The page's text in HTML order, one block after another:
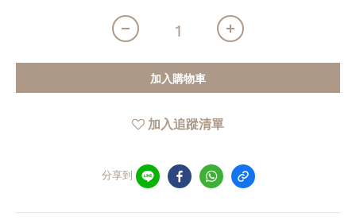
加入購物車
加入追蹤清單
分享到